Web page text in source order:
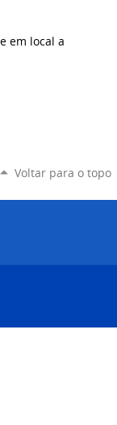
em local a
Voltar para o topo